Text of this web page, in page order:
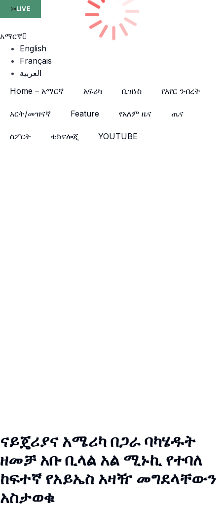
LIVE
አማርኛ
English
Français
العربية
Home – አማርኛ
አፍሪካ ቢዝነስ የአየር ንብረት
አርት/መዝናኛ Feature የአለም ዜና ጤና
ስፖርት ቴክኖሎጂ YOUTUBE
ናይጄሪያና አሜሪካ በጋራ ባካሄዱት
ዘመቻ አቡ ቢላል አል ሚኑኪ የተባለ
ከፍተኛ የአይኤስ አዛዥ መግደላቸውን
አስታወቁ